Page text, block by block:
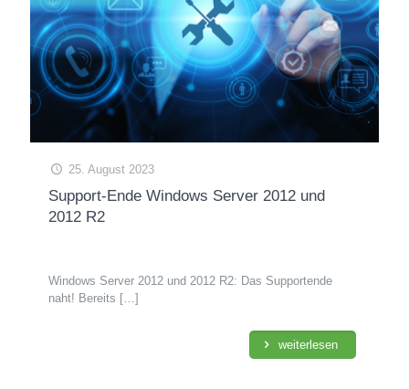
25. August 2023
Support-Ende Windows Server 2012 und
2012 R2
Windows Server 2012 und 2012 R2: Das Supportende
naht! Bereits […]
weiterlesen